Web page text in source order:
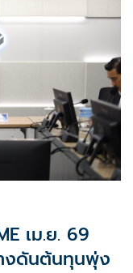
เม.ย. 69
งดันต้นทุนพุ่ง